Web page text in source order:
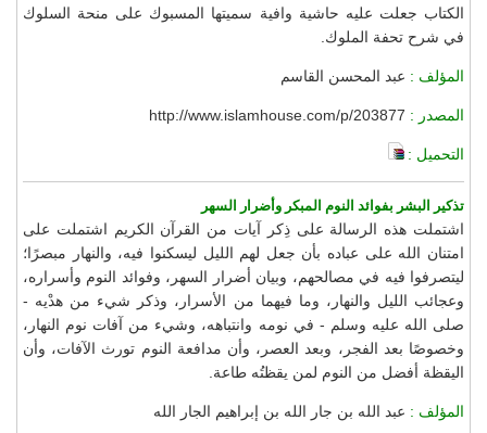
الكتاب جعلت عليه حاشية وافية سميتها المسبوك على منحة السلوك
في شرح تحفة الملوك.
المؤلف : عبد المحسن القاسم
المصدر : http://www.islamhouse.com/p/203877
التحميل :
تذكير البشر بفوائد النوم المبكر وأضرار السهر
اشتملت هذه الرسالة على ذِكر آيات من القرآن الكريم اشتملت على
امتنان الله على عباده بأن جعل لهم الليل ليسكنوا فيه، والنهار مبصرًا؛
ليتصرفوا فيه في مصالحهم، وبيان أضرار السهر، وفوائد النوم وأسراره،
وعجائب الليل والنهار، وما فيهما من الأسرار، وذكر شيء من هدْيه -
صلى الله عليه وسلم - في نومه وانتباهه، وشيء من آفات نوم النهار،
وخصوصًا بعد الفجر، وبعد العصر، وأن مدافعة النوم تورث الآفات، وأن
اليقظة أفضل من النوم لمن يقظتُه طاعة.
المؤلف : عبد الله بن جار الله بن إبراهيم الجار الله